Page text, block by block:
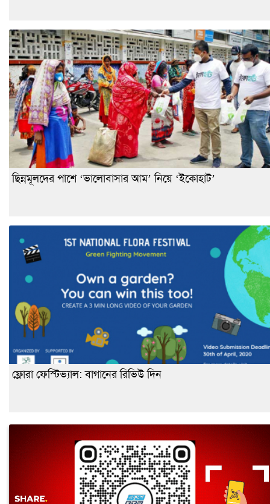
ছিন্নমূলদের পাশে ‘ভালোবাসার আম’ নিয়ে ‘ইকোহাট’
ফ্লোরা ফেস্টিভ্যাল: বাগানের রিভিউ দিন